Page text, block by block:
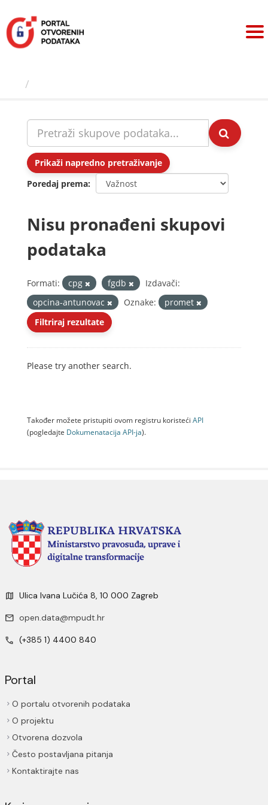
sadržaj
Prikaži napredno pretraživanje
Poredaj prema
Nisu pronađeni skupovi
podataka
Formati: cpg fgdb
Izdavači:
opcina-antunovac
Oznake:
promet
Filtriraj rezultate
Please try another search.
Također možete pristupiti ovom registru koristeći API
(pogledajte Dokumenаtаcijа API-jа).